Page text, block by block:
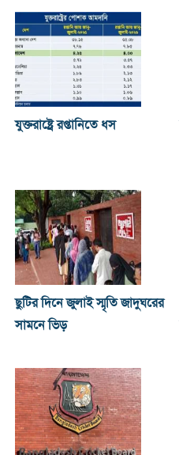
যুক্তরাষ্ট্রে রপ্তানিতে ধস
ছুটির দিনে জুলাই স্মৃতি জাদুঘরের
সামনে ভিড়